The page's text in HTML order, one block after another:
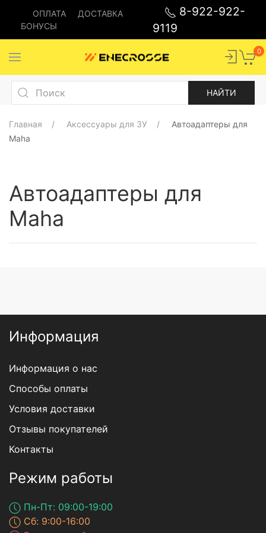
ОПЛАТА
ДОСТАВКА
БОНУСЫ
8-922-922-
9119
0
Главная Аксессуары для ЗУ
Автоадаптеры для
Maha
Автоадаптеры для
Maha
Информация
Информация о нас
Способы оплаты
Условия доставки
Отзывы покупателей
Контакты
Режим работы
Пн-Пт: 09:00-19:00
Сб: 9:00-16:00